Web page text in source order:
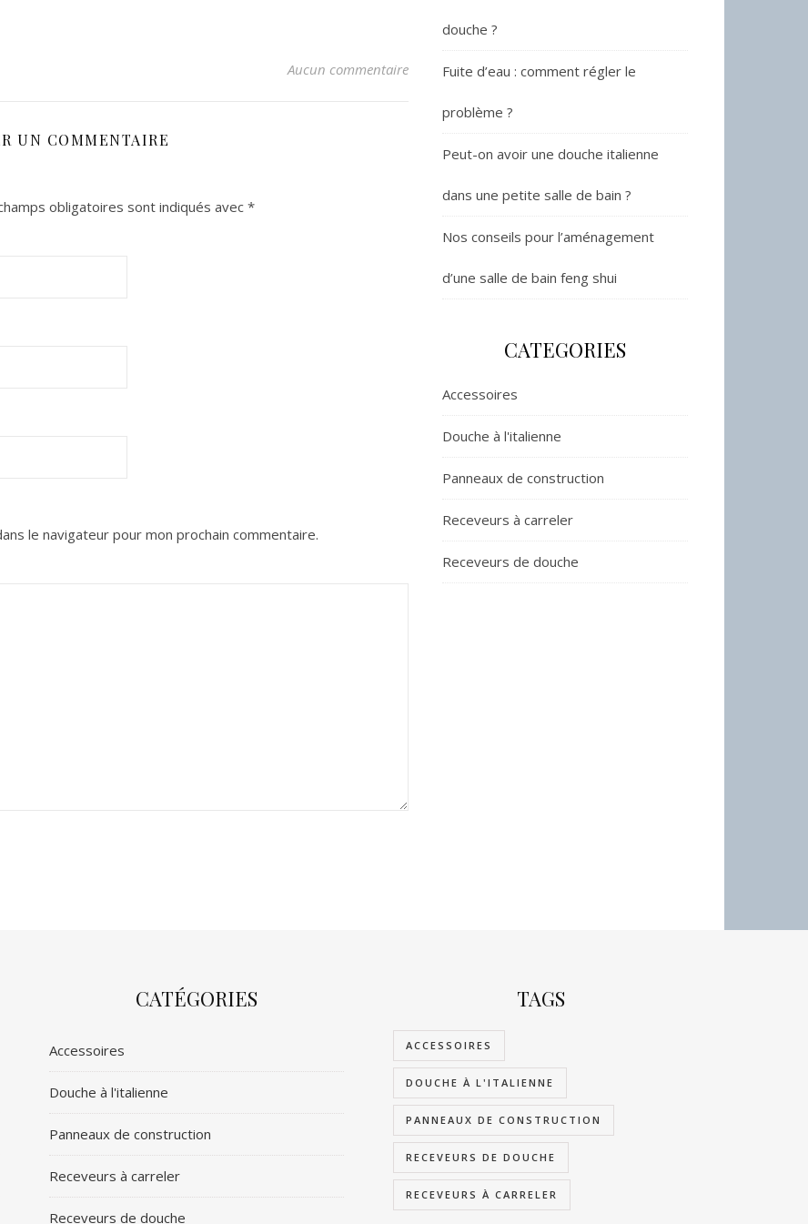
Aucun commentaire
UN COMMENTAIRE
obligatoires sont indiqués avec *
le navigateur pour mon prochain commentaire.
douche ?
Fuite d’eau : comment régler le
problème ?
Peut-on avoir une douche italienne
dans une petite salle de bain ?
Nos conseils pour l’aménagement
d’une salle de bain feng shui
CATEGORIES
Accessoires
Douche à l'italienne
Panneaux de construction
Receveurs à carreler
Receveurs de douche
CATÉGORIES
Accessoires
Douche à l'italienne
Panneaux de construction
Receveurs à carreler
Receveurs de douche
TAGS
ACCESSOIRES
DOUCHE À L'ITALIENNE
PANNEAUX DE CONSTRUCTION
RECEVEURS DE DOUCHE
RECEVEURS À CARRELER